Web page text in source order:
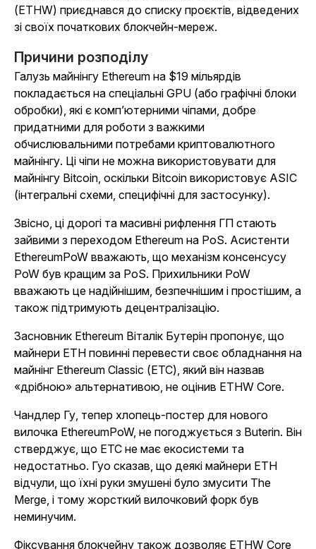
(ETHW) приєднався до списку проєктів, відведених
зі своїх початкових блокчейн-мереж.
Причини розподілу
Галузь майнінгу Ethereum на $19 мільярдів
покладається на спеціальні GPU (або графічні блоки
обробки), які є комп’ютерними чіпами, добре
придатними для роботи з важкими
обчислювальними потребами криптовалютного
майнінгу. Ці чіпи не можна використовувати для
майнінгу Bitcoin, оскільки Bitcoin використовує ASIC
(інтегральні схеми, специфічні для застосунку).
Звісно, ці дорогі та масивні рифлення ГП стають
зайвими з переходом Ethereum на PoS. Асистенти
EthereumPoW вважають, що механізм консенсусу
PoW був кращим за PoS. Прихильники PoW
вважають це надійнішим, безпечнішим і простішим, а
також підтримують децентралізацію.
Засновник Ethereum Віталік Бутерін пропонує, що
майнери ETH повинні перевести своє обладнання на
майнінг Ethereum Classic (ETC), який він назвав
«дрібною» альтернативою, не оцінив ETHW Core.
Чандлер Гу, тепер хлопець-постер для нового
вилочка EthereumPoW, не погоджується з Buterin. Він
стверджує, що ETC не має екосистеми та
недостатньо. Гуо сказав, що деякі майнери ETH
відчули, що їхні руки змушені було змусити The
Merge, і тому жорсткий вилочковий форк був
неминучим.
Фіксування блокчейну також дозволяє ETHW Core